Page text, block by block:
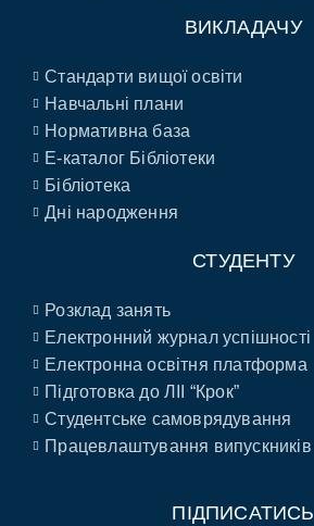
ВИКЛАДАЧУ
Стандарти вищої освіти
Навчальні плани
Нормативна база
E-каталог Бібліотеки
Бібліотека
Дні народження
СТУДЕНТУ
Розклад занять
Електронний журнал успішності
Електронна освітня платформа
Підготовка до ЛІІ “Крок”
Студентське самоврядування
Працевлаштування випускників
ПІДПИСАТИСЬ